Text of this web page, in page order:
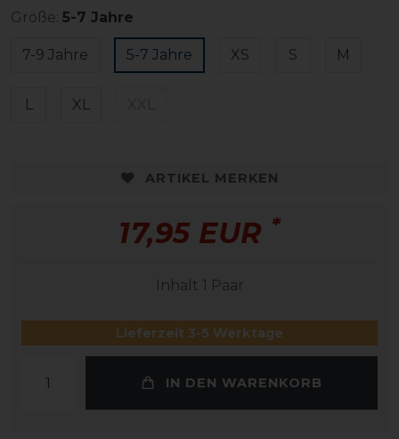
Größe: 5-7 Jahre
7-9 Jahre 5-7 Jahre XS S M
L XL
ARTIKEL MERKEN
17,95 EUR *
Inhalt 1 Paar
Lieferzeit 3-5 Werktage
IN DEN WARENKORB